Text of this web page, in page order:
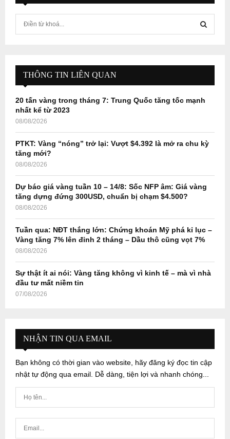
f
r
E
A
H
THÔNG TIN LIÊN QUAN
20 tấn vàng trong tháng 7: Trung Quốc tăng tốc mạnh
nhất kể từ 2023
08/08/2026
PTKT: Vàng “nóng” trở lại: Vượt $4.392 là mở ra chu kỳ
tăng mới?
08/08/2026
Dự báo giá vàng tuần 10 – 14/8: Sốc NFP âm: Giá vàng
tăng dựng đứng 300USD, chuẩn bị chạm $4.500?
08/08/2026
Tuần qua: NĐT thắng lớn: Chứng khoán Mỹ phá kỉ lục –
Vàng tăng 7% lên đỉnh 2 tháng – Dầu thô cũng vọt 7%
08/08/2026
Sự thật ít ai nói: Vàng tăng không vì kinh tế – mà vì nhà
đầu tư mất niềm tin
07/08/2026
NHẬN TIN QUA EMAIL
Bạn không có thời gian vào website, hãy đăng ký đọc tin cập
nhật tự động qua email. Dễ dàng, tiện lợi và nhanh chóng...